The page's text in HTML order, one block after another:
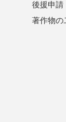
後援申請
著作物の